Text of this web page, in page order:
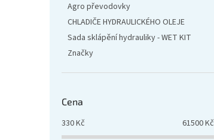
Agro převodovky
CHLADIČE HYDRAULICKÉHO OLEJE
Sada sklápění hydrauliky - WET KIT
Značky
Cena
330Kč 61500Kč